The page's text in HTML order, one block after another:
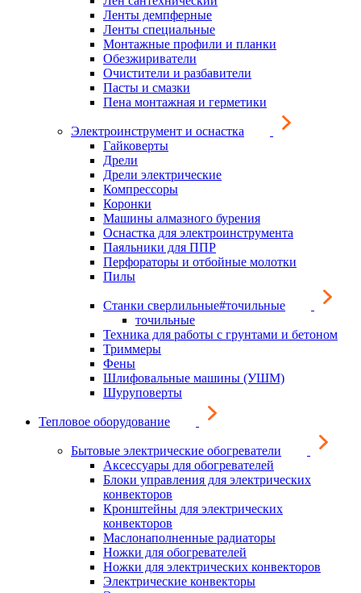
Ленты демпферные
Ленты специальные
Монтажные профили и планки
Обезжириватели
Очистители и разбавители
Пасты и смазки
Пена монтажная и герметики
Электроинструмент и оснастка
Гайковерты
Дрели
Дрели электрические
Компрессоры
Коронки
Машины алмазного бурения
Оснастка для электроинструмента
Паяльники для ППР
Перфораторы и отбойные молотки
Пилы
Станки сверлильные#точильные
точильные
Техника для работы с грунтами и бетоном
Триммеры
Фены
Шлифовальные машины (УШМ)
Шуруповерты
Тепловое оборудование
Бытовые электрические обогреватели
Аксессуары для обогревателей
Блоки управления для электрических
конвекторов
Кронштейны для электрических
конвекторов
Маслонаполненные радиаторы
Ножки для обогревателей
Ножки для электрических конвекторов
Электрические конвекторы